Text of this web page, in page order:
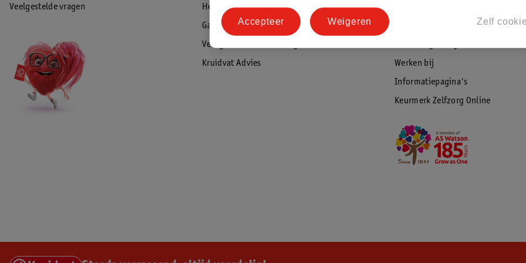
Veelgestelde vragen
Herroepen & retourneren
Garantie
Veiligheidswaarschuwingen
Kruidvat Advies
Werken bij
Informatiepagina's
Keurmerk Zelfzorg Online
Zelf
Weigeren
Accepteer